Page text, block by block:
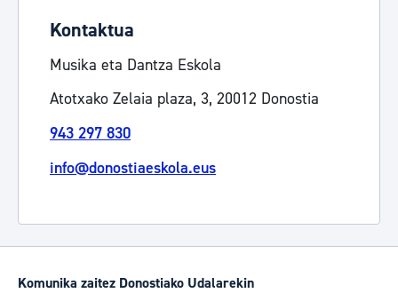
Kontaktua
Musika eta Dantza Eskola
Atotxako Zelaia plaza, 3, 20012 Donostia
943 297 830
info@donostiaeskola.eus
Komunika zaitez Donostiako Udalarekin